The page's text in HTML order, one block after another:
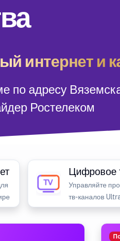
интернет и
по адресу
Ростелеком
Цифровое
Управляйте
тв-каналов